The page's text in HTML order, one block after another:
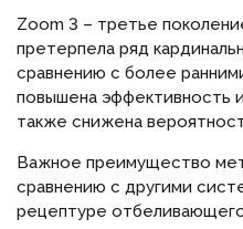
Zoom 3 – третье
претерпела ряд
сравнению с более
повышена эффективность
также снижена
Важное преимущество
сравнению с другими
рецептуре